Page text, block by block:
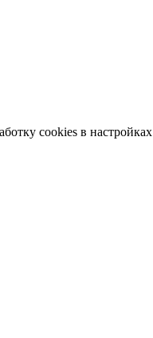
cookies в настройках